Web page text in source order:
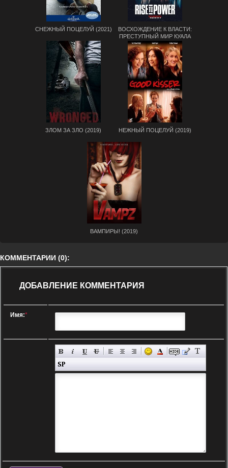
СНЕЖНЫЙ ПОЦЕЛУЙ (2021)
ВОСХОЖДЕНИЕ К ВЛАСТИ:
ПРЕСТУПНЫЙ МИР КУАЛА
ЛУМПУРА (2019)
ЗЛОМ ЗА ЗЛО (2019) НЕЖНЫЙ ПОЦЕЛУЙ (2019)
ВАМПИРЫ! (2019)
КОММЕНТАРИИ (0):
ДОБАВЛЕНИЕ КОММЕНТАРИЯ
Имя:*